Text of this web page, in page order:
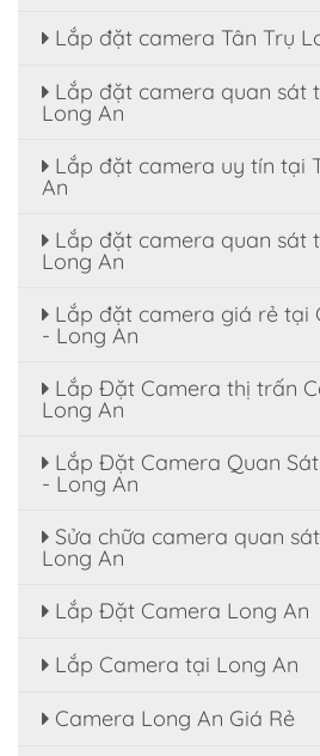
Lắp đặt camera Tân Trụ
Lắp đặt camera quan sát
Long An
Lắp đặt camera uy tín tại
An
Lắp đặt camera quan sát
Long An
Lắp đặt camera giá rẻ tại
- Long An
Lắp Đặt Camera thị trấn
Long An
Lắp Đặt Camera Quan
- Long An
Sửa chữa camera quan
Long An
Lắp Đặt Camera Long An
Lắp Camera tại Long An
Camera Long An Giá Rẻ